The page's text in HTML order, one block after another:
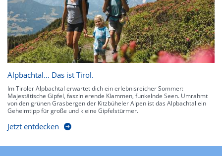
Alpbachtal… Das ist Tirol.
Im Tiroler Alpbachtal erwartet dich ein erlebnisreicher Sommer:
Majestätische Gipfel, faszinierende Klammen, funkelnde Seen. Umrahmt
von den grünen Grasbergen der Kitzbüheler Alpen ist das Alpbachtal ein
Geheimtipp für große und kleine Gipfelstürmer.
Jetzt entdecken